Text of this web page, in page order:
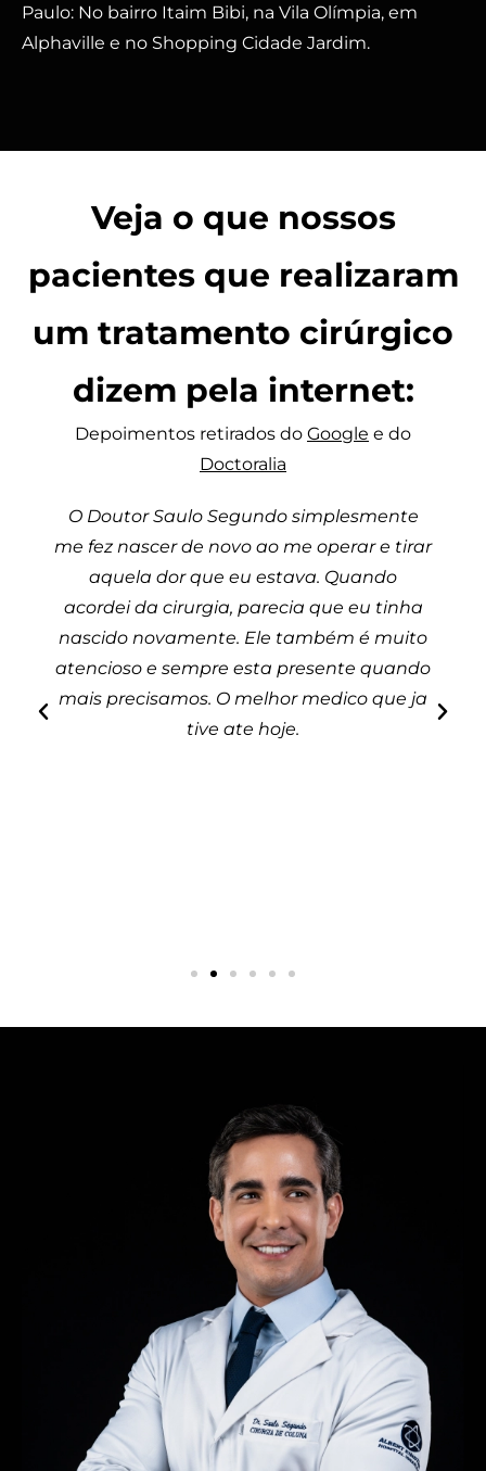
Paulo: No bairro Itaim Bibi, na Vila Olímpia, em
Alphaville e no Shopping Cidade Jardim.
Veja o que nossos
pacientes que realizaram
um tratamento cirúrgico
dizem pela internet:
Depoimentos retirados do Google e do
Doctoralia
O Doutor Saulo Segundo simplesmente
me fez nascer de novo ao me operar e tirar
aquela dor que eu estava. Quando
acordei da cirurgia, parecia que eu tinha
nascido novamente. Ele também é muito
atencioso e sempre esta presente quando
mais precisamos. O melhor medico que ja
tive ate hoje.